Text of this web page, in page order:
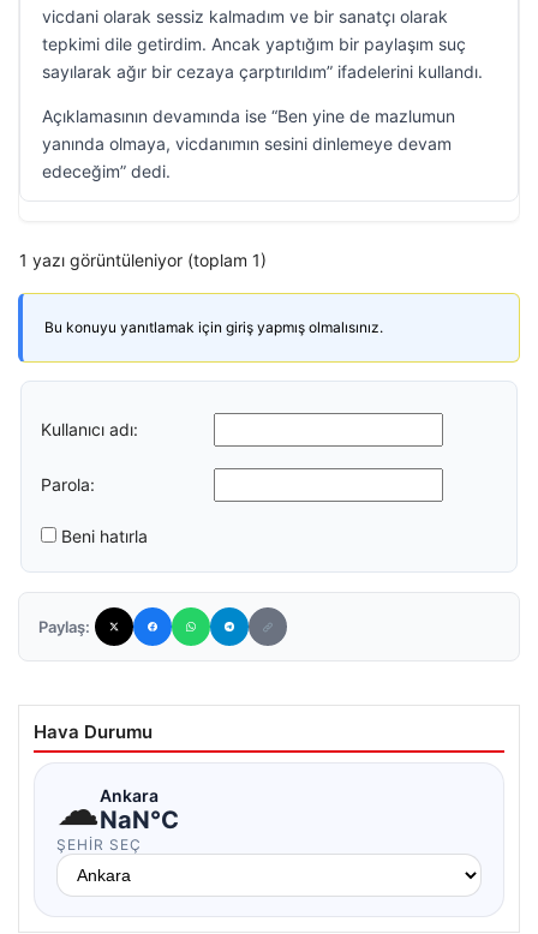
vicdani olarak sessiz kalmadım ve bir sanatçı olarak
tepkimi dile getirdim. Ancak yaptığım bir paylaşım suç
sayılarak ağır bir cezaya çarptırıldım” ifadelerini kullandı.
Açıklamasının devamında ise “Ben yine de mazlumun
yanında olmaya, vicdanımın sesini dinlemeye devam
edeceğim” dedi.
1 yazı görüntüleniyor (toplam 1)
Bu konuyu yanıtlamak için giriş yapmış olmalısınız.
Kullanıcı adı:
Parola:
Beni hatırla
Paylaş:
Hava Durumu
☁Ankara
NaN°C
ŞEHIR SEÇ